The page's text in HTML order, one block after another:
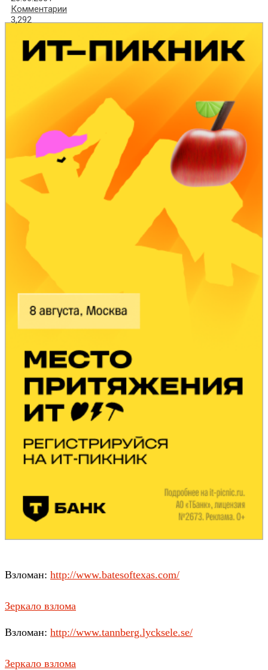
Комментарии
3,292
Взломан: http://www.batesoftexas.com/
Зеркало взлома
Взломан: http://www.tannberg.lycksele.se/
Зеркало взлома